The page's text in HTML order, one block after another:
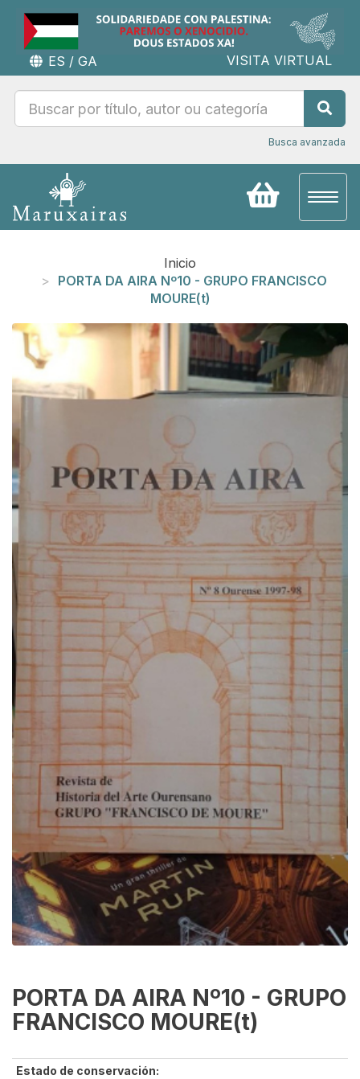
ES / GA VISITA VIRTUAL
Busca avanzada
Inicio
PORTA DA AIRA Nº10 - GRUPO FRANCISCO
MOURE(t)
PORTA DA AIRA Nº10 - GRUPO
FRANCISCO MOURE(t)
Estado de conservación: